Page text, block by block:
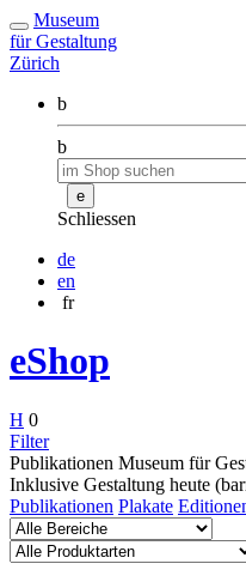
Museum
für Gestaltung
Zürich
b
b
e
Schliessen
de
en
fr
eShop
H 0
Filter
Publikationen Museum für
Inklusive Gestaltung heute
Publikationen Plakate